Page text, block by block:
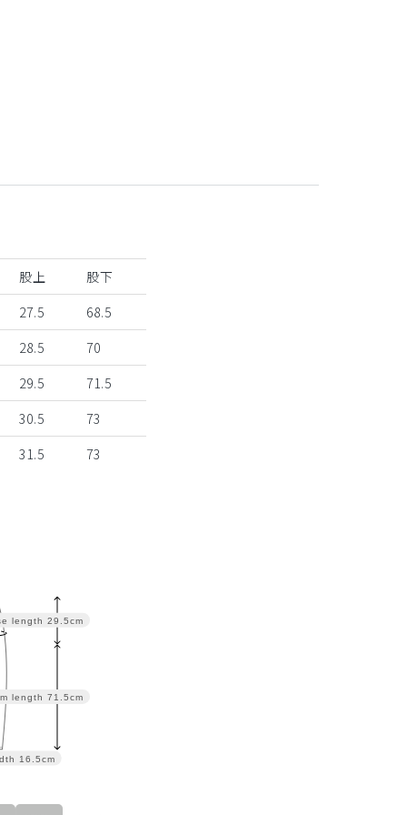
股上
股下
27.5
68.5
28.5
70
29.5
71.5
30.5
73
31.5 73
length 71.5cm
length 29.5cm
16.5cm